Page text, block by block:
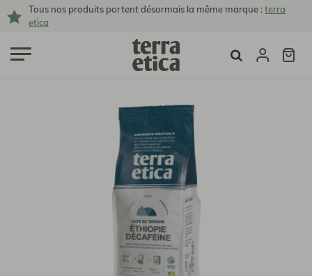
Tous nos produits portent désormais la même marque :terra
etica